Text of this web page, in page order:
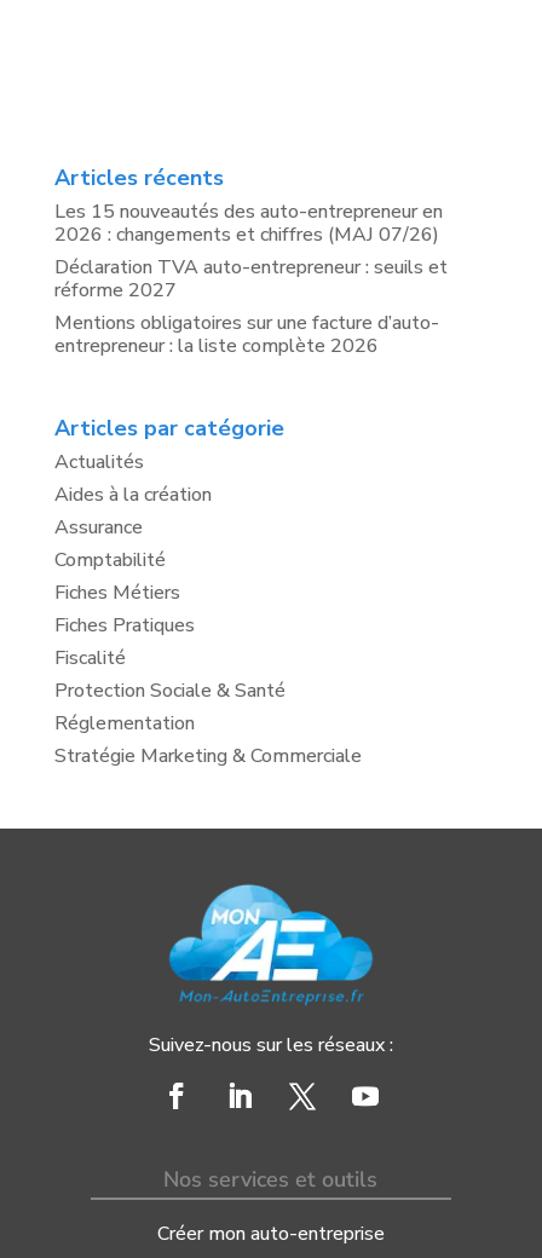
Articles récents
Les 15 nouveautés des auto-entrepreneur en
2026 : changements et chiffres (MAJ 07/26)
Déclaration TVA auto-entrepreneur : seuils et
réforme 2027
Mentions obligatoires sur une facture d’auto-
entrepreneur : la liste complète 2026
Articles par catégorie
Actualités
Aides à la création
Assurance
Comptabilité
Fiches Métiers
Fiches Pratiques
Fiscalité
Protection Sociale & Santé
Réglementation
Stratégie Marketing & Commerciale
Suivez-nous sur les réseaux :
Nos services et outils
Créer mon auto-entreprise